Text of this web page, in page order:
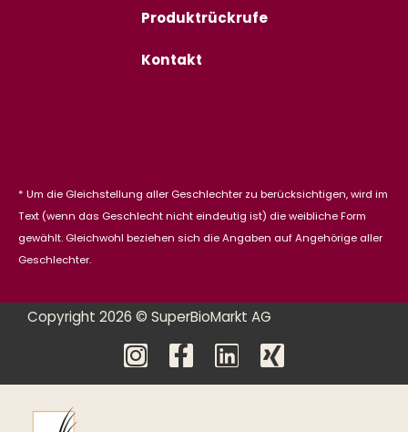
Produktrückrufe
Kontakt
* Um die Gleichstellung aller Geschlechter zu berücksichtigen, wird im
Text (wenn das Geschlecht nicht eindeutig ist) die weibliche Form
gewählt. Gleichwohl beziehen sich die Angaben auf Angehörige aller
Geschlechter.
Copyright 2026 © SuperBioMarkt AG